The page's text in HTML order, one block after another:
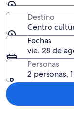
Destino
Centro
Fechas
vie. 28 de
Personas
2 personas,